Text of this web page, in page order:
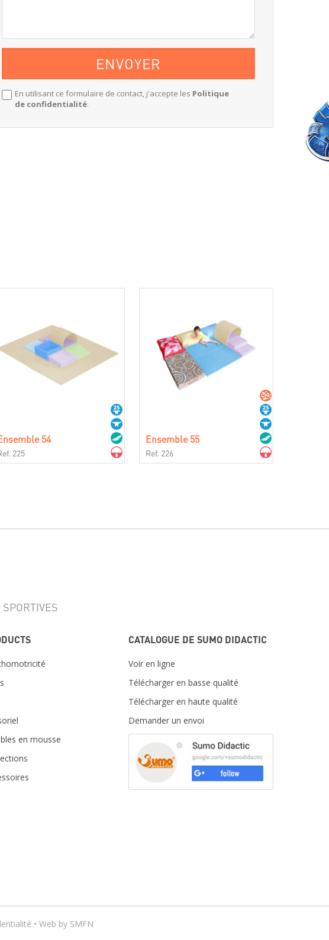
En utilisant ce formulaire de contact, j'accepte les Politique
de confidentialité.
54
225
Ensemble 55
Ref. 226
en mousse
CATALOGUE DE SUMO DIDACTIC
Voir en ligne
Télécharger en basse qualité
Télécharger en haute qualité
Demander un envoi
• Web by SMFN